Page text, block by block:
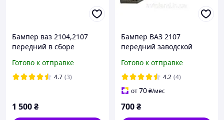
Бампер ваз 2104,2107
передний в сборе
Готово к отправке
4.7 (3)
1 500₴
Бампер ВАЗ 2107
передний заводской
Готово к отправке
4.2 (4)
от70₴/мес
700₴